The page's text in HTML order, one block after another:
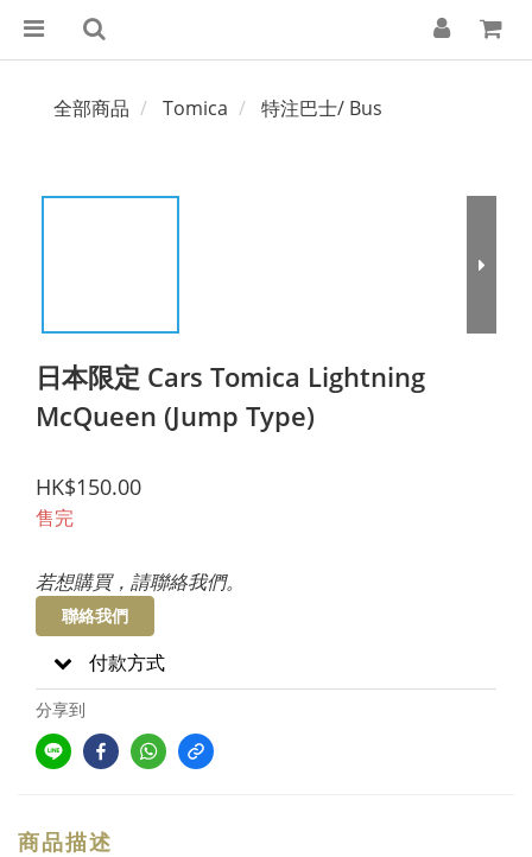
全部商品 Tomica 特注巴士/ Bus
日本限定 Cars Tomica Lightning
McQueen (Jump Type)
HK$150.00
售完
若想購買，請聯絡我們。
聯絡我們
付款方式
分享到
商品描述